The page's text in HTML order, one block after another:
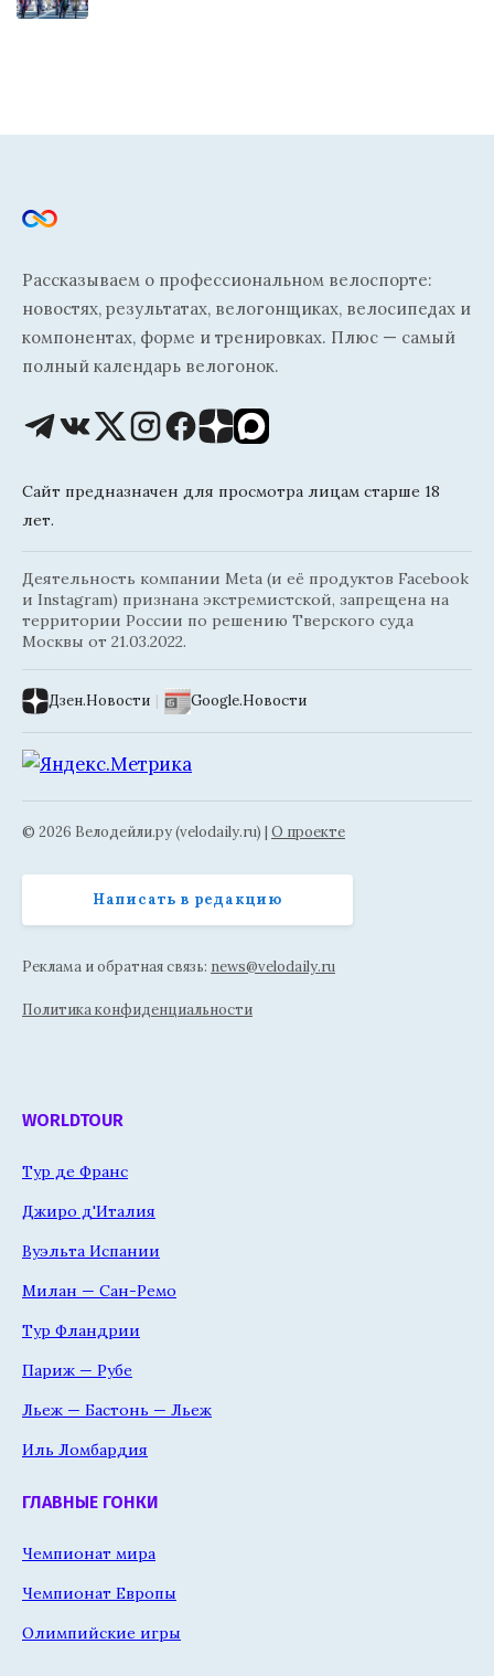
Рассказываем о профессиональном велоспорте:
новостях, результатах, велогонщиках, велосипедах и
компонентах, форме и тренировках. Плюс — самый
полный календарь велогонок.
Сайт предназначен для просмотра лицам старше 18
лет.
Деятельность компании Meta (и её продуктов Facebook
и Instagram) признана экстремистской, запрещена на
территории России по решению Тверского суда
Москвы от 21.03.2022.
Дзен.Новости | Google.Новости
© 2026 Велодейли.ру (velodaily.ru) | О проекте
Написать в редакцию
Реклама и обратная связь: news@velodaily.ru
Политика конфиденциальности
WORLDTOUR
Тур де Франс
Джиро д'Италия
Вуэльта Испании
Милан — Сан-Ремо
Тур Фландрии
Париж — Рубе
Льеж — Бастонь — Льеж
Иль Ломбардия
ГЛАВНЫЕ ГОНКИ
Чемпионат мира
Чемпионат Европы
Олимпийские игры